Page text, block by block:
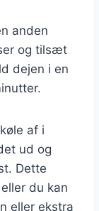
anden
og tilsæt
dejen i en
af i
ud og
Dette
du kan
eller ekstra